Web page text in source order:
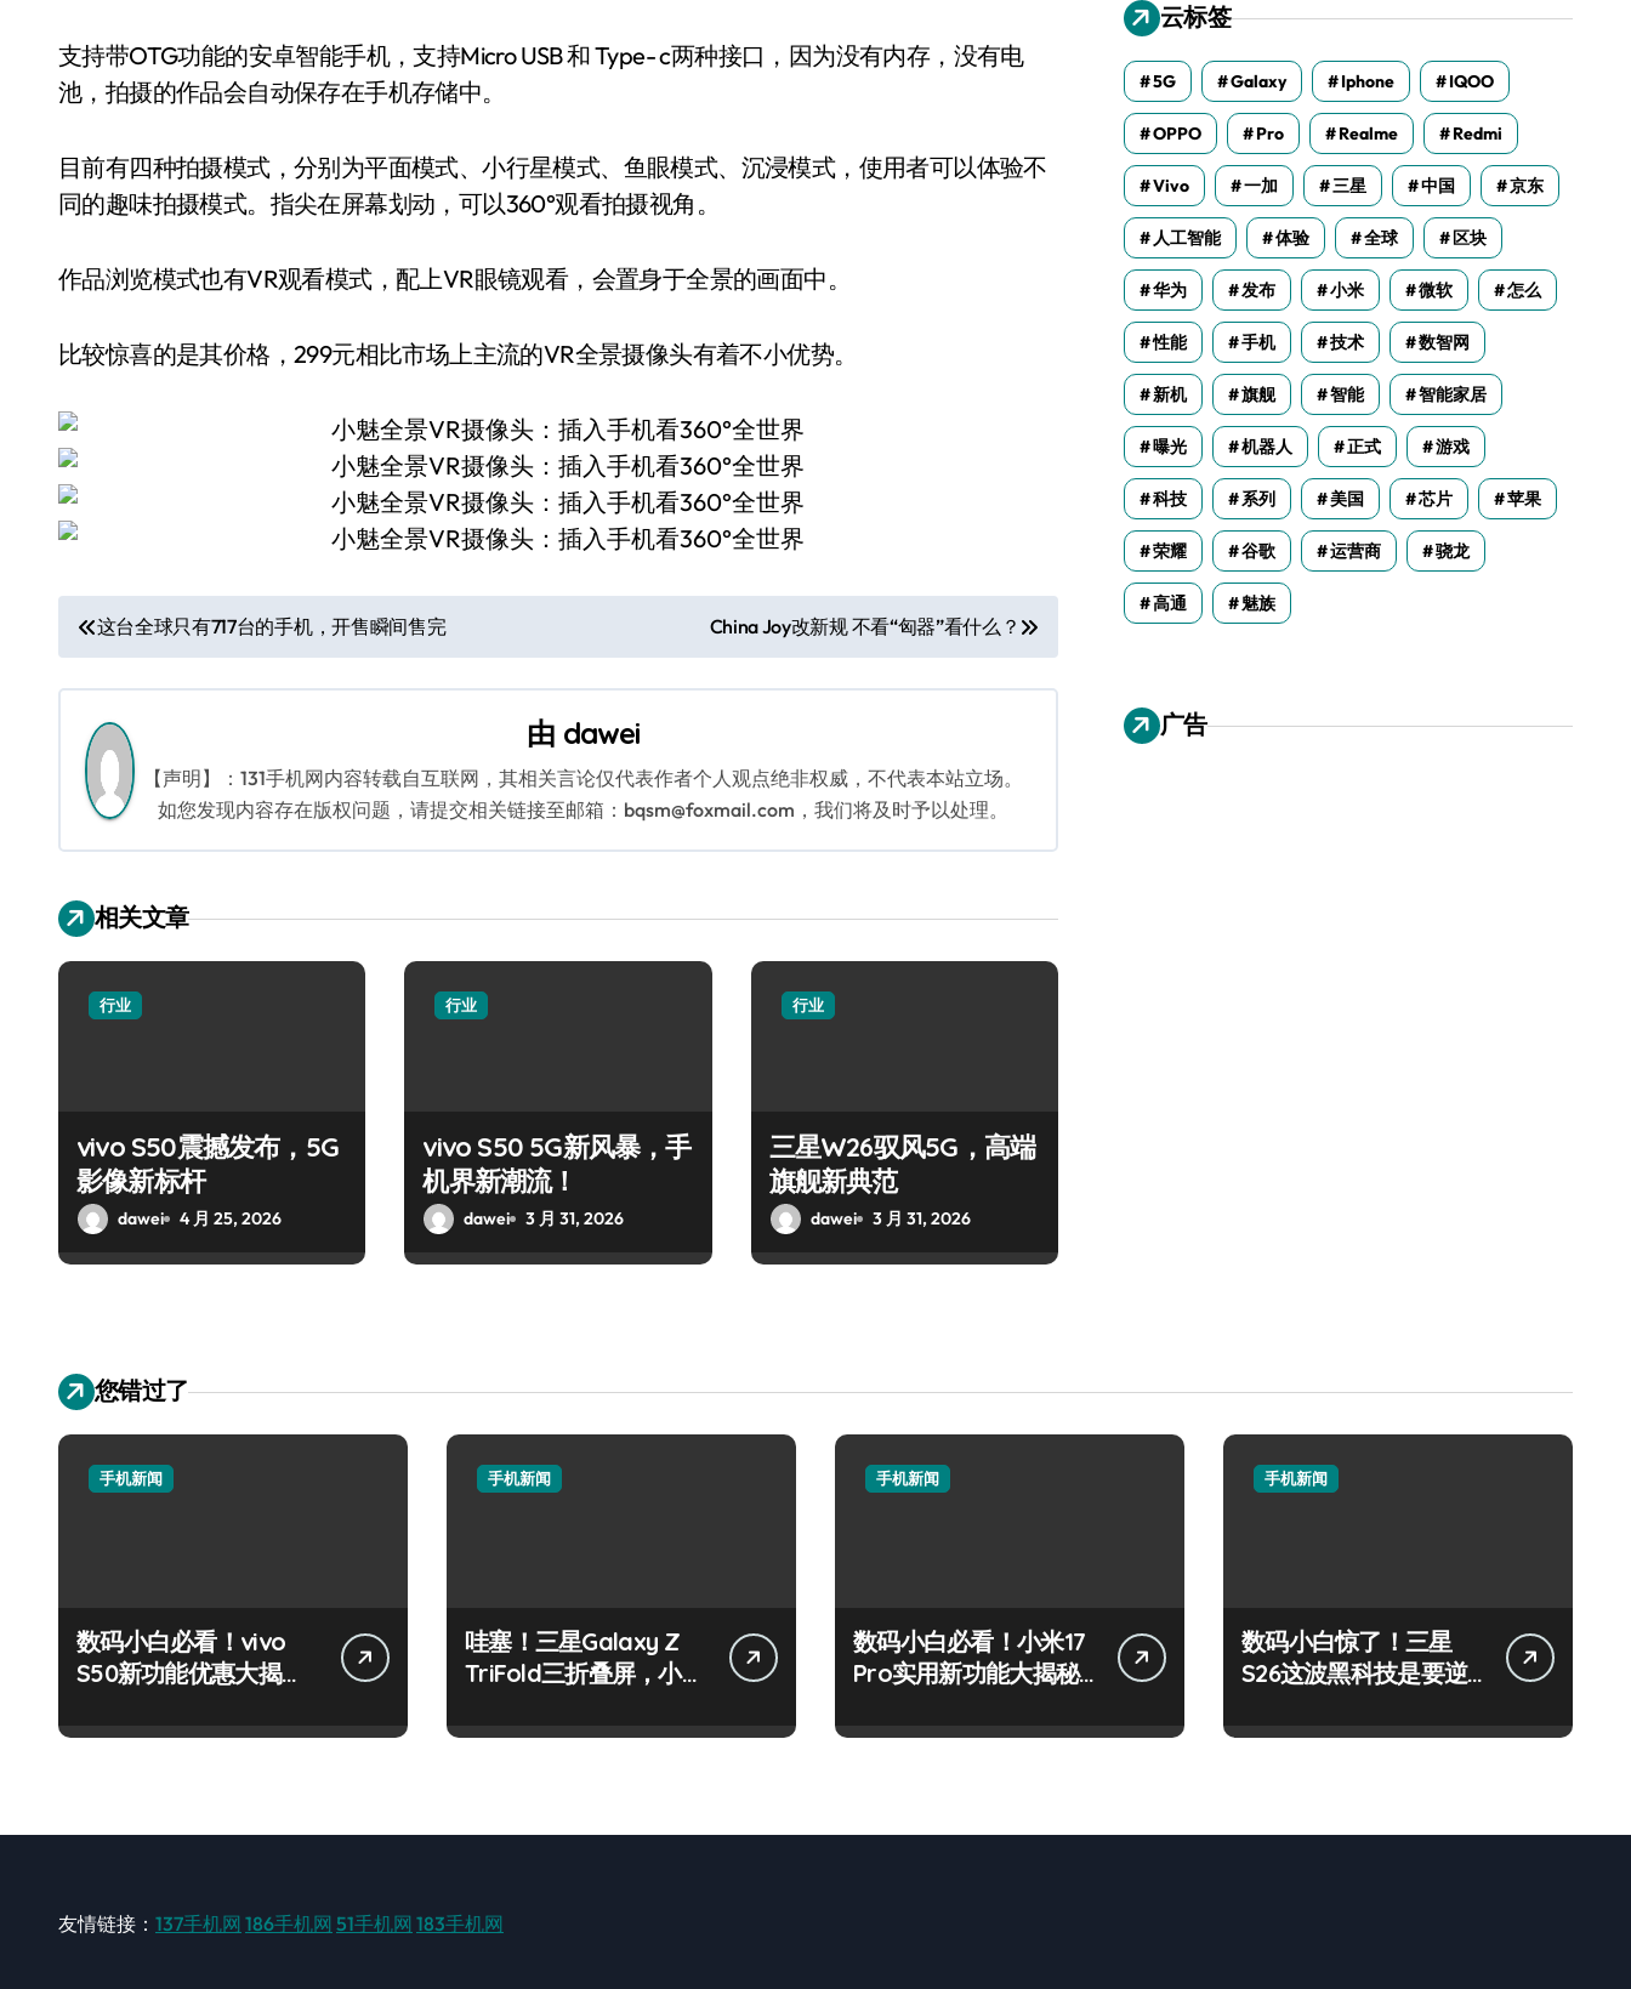
支持带OTG功能的安卓智能手机，支持Micro USB 和 Type- c两种接口，因为没有内存，没有电
池，拍摄的作品会自动保存在手机存储中。
目前有四种拍摄模式，分别为平面模式、小行星模式、鱼眼模式、沉浸模式，使用者可以体验不
同的趣味拍摄模式。指尖在屏幕划动，可以360°观看拍摄视角。
作品浏览模式也有VR观看模式，配上VR眼镜观看，会置身于全景的画面中。
比较惊喜的是其价格，299元相比市场上主流的VR全景摄像头有着不小优势。
文
章
导
航
这台全球只有717台的手机，开售瞬间售完 China Joy改新规 不看“匈器”看什么？
由 dawei
【声明】：131手机网内容转载自互联网，其相关言论仅代表作者个人观点绝非权威，不代表本站立场。
如您发现内容存在版权问题，请提交相关链接至邮箱：bqsm@foxmail.com，我们将及时予以处理。
相关文章
行业
vivo S50震撼发布，5G
影像新标杆
dawei 4 月 25, 2026
行业
vivo S50 5G新风暴，手
机界新潮流！
dawei 3 月 31, 2026
行业
三星W26驭风5G，高端
旗舰新典范
dawei 3 月 31, 2026
云标签
5G Galaxy Iphone IQOO
OPPO Pro Realme Redmi
Vivo 一加 三星 中国 京东
人工智能 体验 全球 区块
华为 发布 小米 微软 怎么
性能 手机 技术 数智网
新机 旗舰 智能 智能家居
曝光 机器人 正式 游戏
科技 系列 美国 芯片 苹果
荣耀 谷歌 运营商 骁龙
高通 魅族
广告
您错过了
手机新闻
数码小白必看！vivo
S50新功能优惠大揭
手机新闻
哇塞！三星Galaxy Z
TriFold三折叠屏，小白
手机新闻
数码小白必看！小米17
Pro实用新功能大揭秘
手机新闻
数码小白惊了！三星
S26这波黑科技是要逆
友情链接： 137手机网 186手机网 51手机网 183手机网